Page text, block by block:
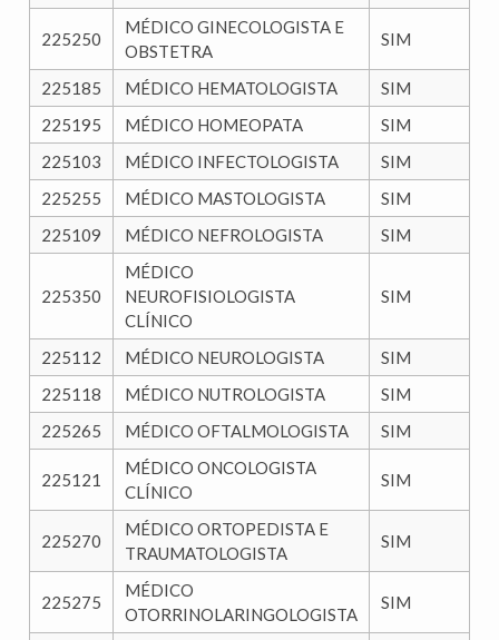
225250
MÉDICO GINECOLOGISTA E
OBSTETRA
SIM
225185 MÉDICO HEMATOLOGISTA
SIM
225195
MÉDICO HOMEOPATA
SIM
225103
MÉDICO INFECTOLOGISTA
SIM
225255
MÉDICO MASTOLOGISTA
SIM
225109
MÉDICO NEFROLOGISTA SIM
225350
MÉDICO
NEUROFISIOLOGISTA
CLÍNICO
SIM
225112 MÉDICO NEUROLOGISTA
SIM
225118
MÉDICO NUTROLOGISTA
SIM
225265
MÉDICO OFTALMOLOGISTA SIM
225121
MÉDICO ONCOLOGISTA
CLÍNICO
SIM
225270
MÉDICO ORTOPEDISTA E
TRAUMATOLOGISTA
SIM
225275
MÉDICO
OTORRINOLARINGOLOGISTA
SIM